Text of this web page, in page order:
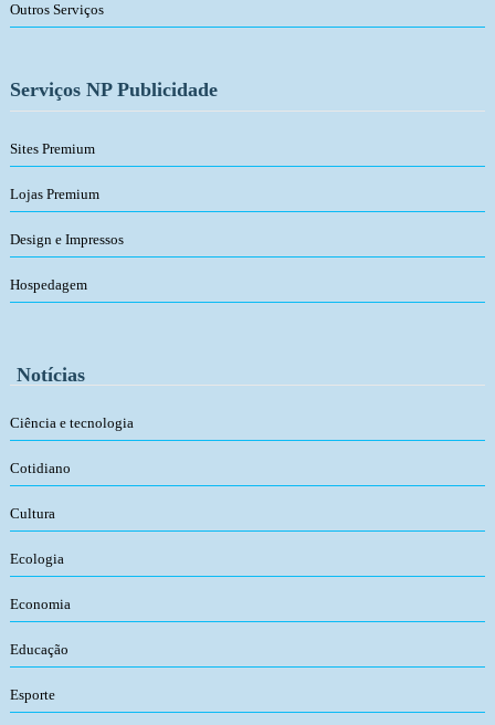
Outros Serviços
Serviços NP Publicidade
Sites Premium
Lojas Premium
Design e Impressos
Hospedagem
Notícias
Ciência e tecnologia
Cotidiano
Cultura
Ecologia
Economia
Educação
Esporte